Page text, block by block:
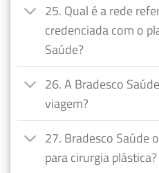
25. Qual é a rede
credenciada com o
Saúde?
26. A Bradesco
viagem?
27. Bradesco Saúde
para cirurgia plástica?